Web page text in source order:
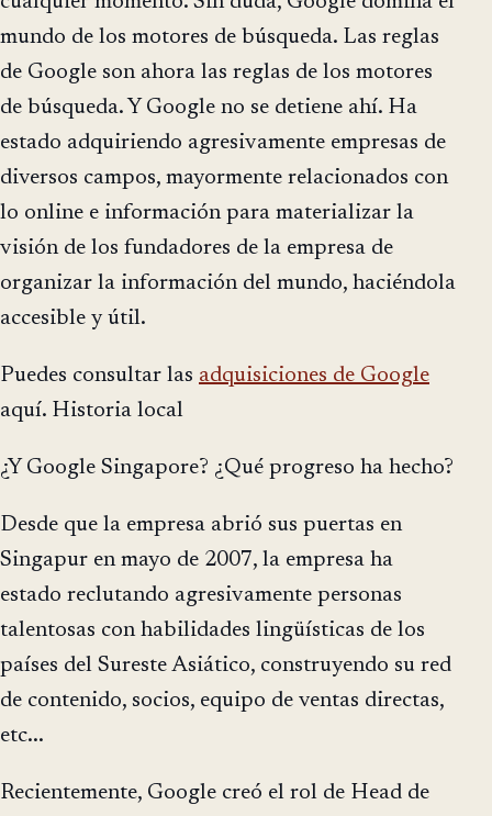
mundo de los motores de búsqueda. Las reglas
de Google son ahora las reglas de los motores
de búsqueda. Y Google no se detiene ahí. Ha
estado adquiriendo agresivamente empresas de
diversos campos, mayormente relacionados con
lo online e información para materializar la
visión de los fundadores de la empresa de
organizar la información del mundo, haciéndola
accesible y útil.
Puedes consultar las adquisiciones de Google
aquí. Historia local
¿Y Google Singapore? ¿Qué progreso ha hecho?
Desde que la empresa abrió sus puertas en
Singapur en mayo de 2007, la empresa ha
estado reclutando agresivamente personas
talentosas con habilidades lingüísticas de los
países del Sureste Asiático, construyendo su red
de contenido, socios, equipo de ventas directas,
etc...
Recientemente, Google creó el rol de Head de